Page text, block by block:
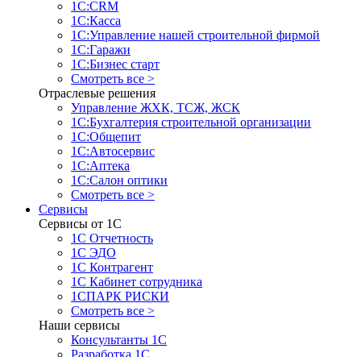
1С:CRM
1С:Касса
1С:Управление нашей строительной фирмой
1С:Гаражи
1С:Бизнес старт
Смотреть все >
Отраслевые решения
Управление ЖХК, ТСЖ, ЖСК
1С:Бухгалтерия строительной организации
1С:Общепит
1С:Автосервис
1С:Аптека
1С:Салон оптики
Смотреть все >
Сервисы
Сервисы от 1С
1С Отчетность
1С ЭДО
1С Контрагент
1С Кабинет сотрудника
1СПАРК РИСКИ
Смотреть все >
Наши сервисы
Консультанты 1С
Разработка 1С